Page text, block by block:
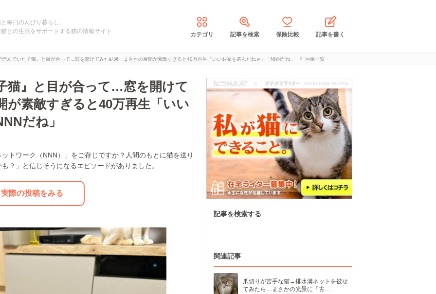
毎日のんびり暮らし。
との生活をサポートする猫の情報サイト
カテゴリ 記事を検索 保険比較 記事を書く
佇んでいた子猫』と目が合って…窓を開けてみた結果→まさかの展開が素敵すぎると40万再生「いいお家を選んだねｗ」「NNNだね」 画像一覧
猫』と目が合って…窓を開けて
素敵すぎると40万再生「いい
だね」
トワーク（NNN）」をご存じですか？人間のもとに猫を送り
？」と信じそうになるエピソードがありました。
実際の投稿をみる
記事を検索する
関連記事
爪切りが苦手な猫→排水溝ネットを被せ
てみたら…まさかの光景に「古…